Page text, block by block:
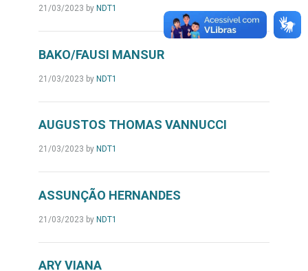
21/03/2023 by NDT1
BAKO/FAUSI MANSUR
21/03/2023 by NDT1
AUGUSTOS THOMAS VANNUCCI
21/03/2023 by NDT1
ASSUNÇÃO HERNANDES
21/03/2023 by NDT1
ARY VIANA